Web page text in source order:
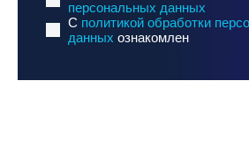
СРОКИ ПРОВЕДЕНИЯ
персональных данных
C политикой обработки
данных ознакомлен